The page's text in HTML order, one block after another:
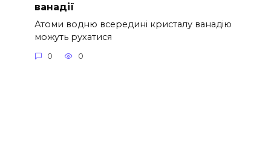
ванадії
Атоми водню всередині кристалу ванадію
можуть рухатися
0 0